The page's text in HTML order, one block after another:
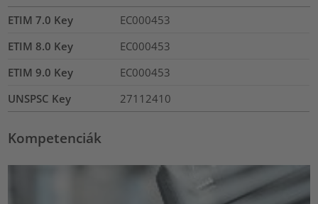
ETIM 7.0 Key
EC000453
ETIM 8.0 Key
EC000453
ETIM 9.0 Key
EC000453
UNSPSC Key
27112410
Kompetenciák